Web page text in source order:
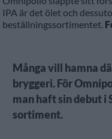
IPA är det ölet och
beställningssortimentet.
Många vill hamna
bryggeri. För
man haft sin debut i
sortiment.